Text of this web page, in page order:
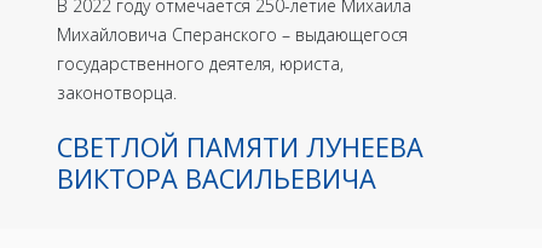
В 2022 году отмечается 250-летие Михаила
Михайловича Сперанского – выдающегося
государственного деятеля, юриста,
законотворца.
СВЕТЛОЙ ПАМЯТИ ЛУНЕЕВА
ВИКТОРА ВАСИЛЬЕВИЧА